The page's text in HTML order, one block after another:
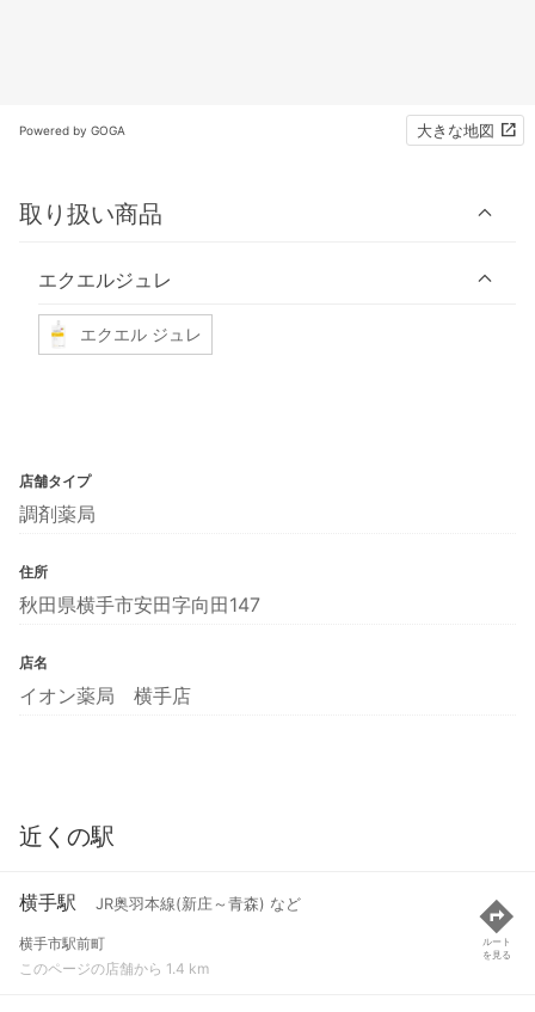
Powered by GOGA 大きな地図
取り扱い商品
エクエルジュレ
エクエル ジュレ
店舗タイプ
調剤薬局
住所
秋田県横手市安田字向田147
店名
イオン薬局 横手店
近くの駅
横手駅 JR奥羽本線(新庄～青森) など
横手市駅前町
このページの店舗から 1.4 km
ルート
を見る